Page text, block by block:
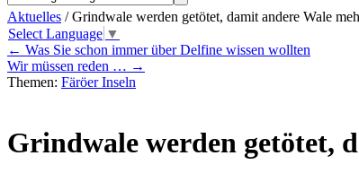
Aktuelles / Grindwale werden getötet, damit andere Wale
Select Language ▼
← Was Sie schon immer über Delfine wissen wollten
Wir müssen reden … →
Themen: Färöer Inseln
Grindwale werden getötet,